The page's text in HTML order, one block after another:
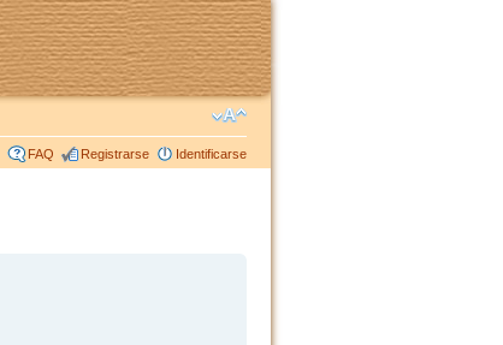
FAQ Registrarse Identificarse